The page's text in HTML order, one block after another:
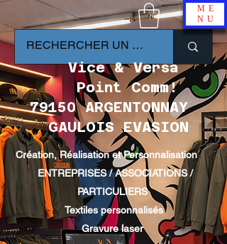
ME
NU
Vice & Versa
Point Comm!
79150 ARGENTONNAY
GAULOIS EVASION
Création, Réalisation et Personnalisation
ENTREPRISES / ASSOCIATIONS /
PARTICULIERS
Textiles personnalisés
Gravure laser